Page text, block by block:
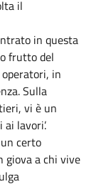
il
in questa
frutto del
in
Sulla
vi è un
lavori’.
certo
giova a chi vive